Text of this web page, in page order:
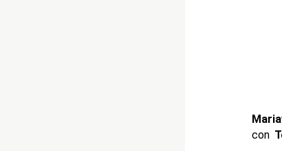
con